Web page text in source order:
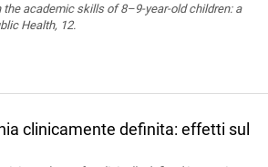
academic skills of 8–9-year-old children: a
Health, 12.
clinicamente definita: effetti sul